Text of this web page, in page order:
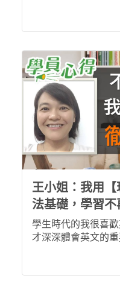
不懂的文法也全都
死背！不僅讓我在
有效率，誠心推薦大
王小姐：我用
法基礎，學習不
學生時代的我很喜
才深深體會英文的
習不再怠惰，搭配
多數人最搞不清的